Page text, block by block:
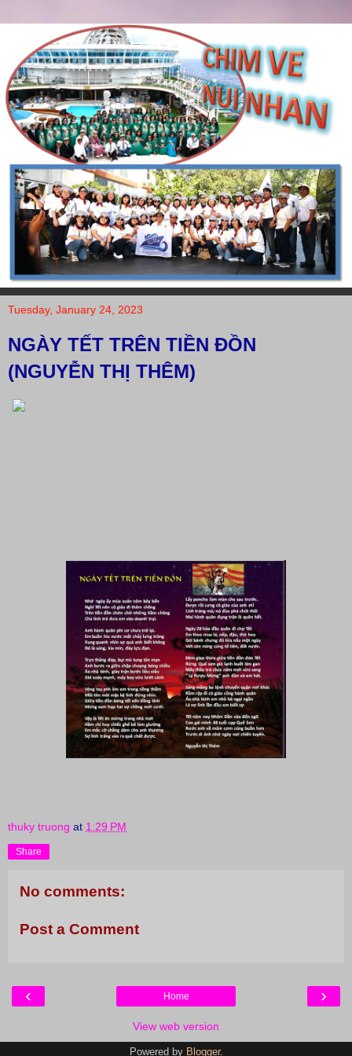
Tuesday, January 24, 2023
NGÀY TẾT TRÊN TIỀN ĐỒN
(NGUYỄN THỊ THÊM)
thuky truong at 1:29 PM
Share
No comments:
Post a Comment
‹ ›
Home
View web version
Powered by Blogger.